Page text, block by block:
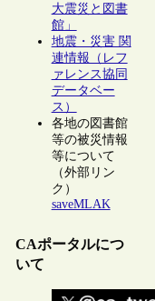
大震災と図書
館」
地震・災害 関
連情報（レフ
ァレンス協同
データベー
ス）
各地の図書館
等の被災情報
等について
（外部リン
ク）
saveMLAK
CAポータルにつ
いて